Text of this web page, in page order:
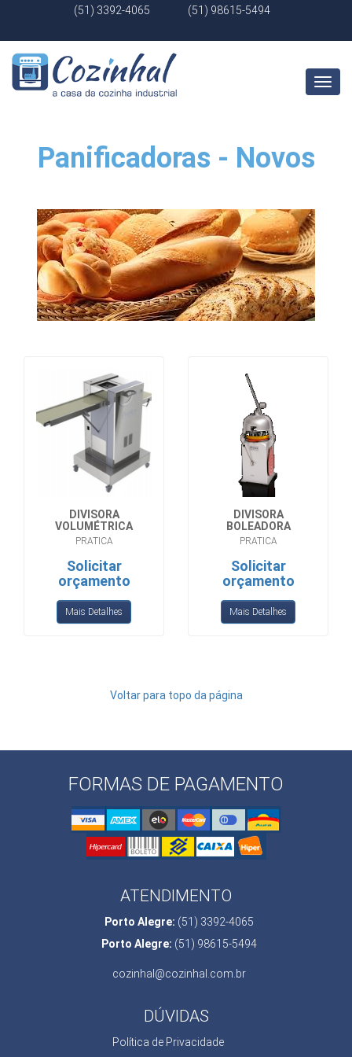
(51) 3392-4065 (51) 98615-5494
Abrir
Menu
Panificadoras - Novos
DIVISORA
VOLUMÉTRICA
PRATICA
Solicitar
orçamento
Mais Detalhes
DIVISORA
BOLEADORA
PRATICA
Solicitar
orçamento
Mais Detalhes
Voltar para topo da página
FORMAS DE PAGAMENTO
ATENDIMENTO
Porto Alegre: (51) 3392-4065
Porto Alegre: (51) 98615-5494
cozinhal@cozinhal.com.br
DÚVIDAS
Política de Privacidade